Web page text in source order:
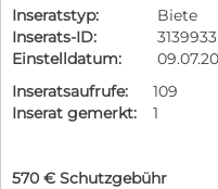
Inseratstyp:
Biete
Inserats-ID:
3139933
Einstelldatum:
Inseratsaufrufe:
109
Inserat gemerkt:
1
570 € Schutzgebühr